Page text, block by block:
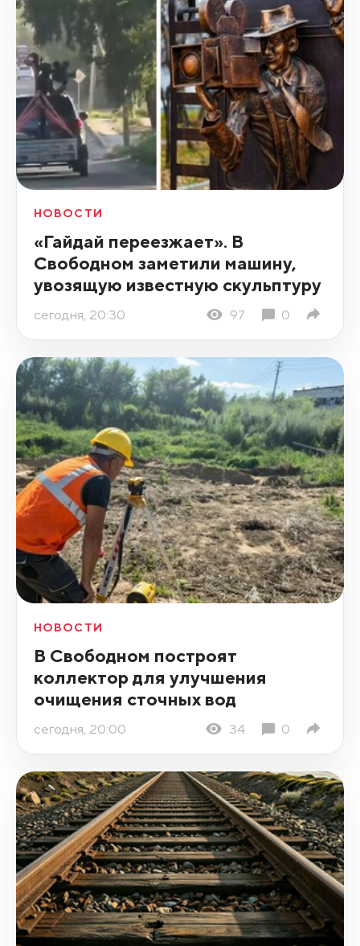
НОВОСТИ
«Гайдай переезжает». В
Свободном заметили машину,
увозящую известную скульптуру
сегодня, 20:30 97 0
НОВОСТИ
В Свободном построят
коллектор для улучшения
очищения сточных вод
сегодня, 20:00 34 0